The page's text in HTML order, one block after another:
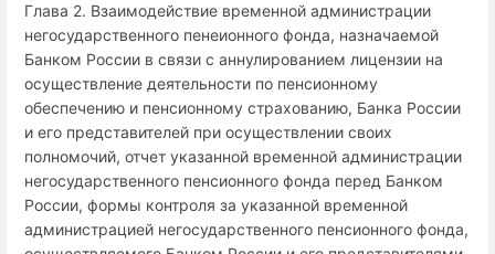
Глава 2. Взаимодействие временной администрации
негосударственного пенеионного фонда, назначаемой
Банком России в связи с аннулированием лицензии на
осуществление деятельности по пенсионному
обеспечению и пенсионному страхованию, Банка России
и его представителей при осуществлении своих
полномочий, отчет указанной временной администрации
негосударственного пенсионного фонда перед Банком
России, формы контроля за указанной временной
администрацией негосударственного пенсионного фонда,